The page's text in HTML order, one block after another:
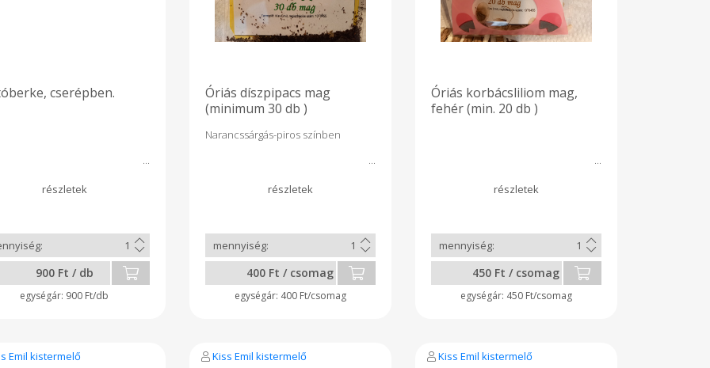
cserépben.
900 Ft / db
900 Ft/db
Óriás díszpipacs mag
(minimum 30 db )
Narancssárgás-piros színben
400 Ft / csomag
400 Ft/csomag
Óriás korbácsliliom mag,
fehér (min. 20 db )
450 Ft / csomag
450 Ft/csomag
Emil kistermelő Kiss Emil kistermelő Kiss Emil kistermelő